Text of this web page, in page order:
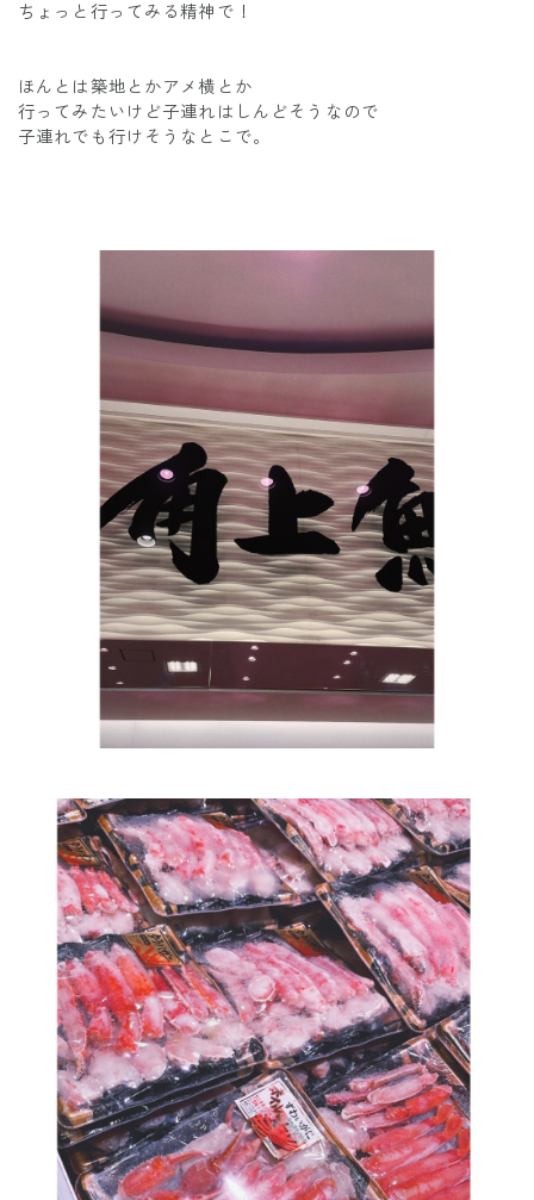
ちょっと行ってみる精神で！
ほんとは築地とかアメ横とか
行ってみたいけど子連れはしんどそうなので
子連れでも行けそうなとこで。